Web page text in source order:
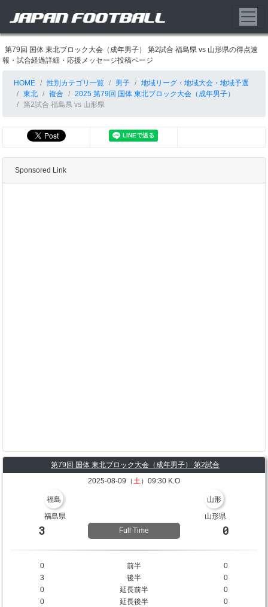
第79回 国体 東北ブロック大会（成年男子） 第2試合 福島県 vs 山形県の得点速
報・試合経過詳細・応援メッセージ投稿ページ
HOME 性別カテゴリ一覧 男子
地域リーグ・地域大会・地域予選
東北
複合
2025 第79回 国体 東北ブロック大会（成年男子）
第2試合 福島県 vs 山形県
Sponsored Link
第79回 国体 東北ブロック大会（成年男子） 第2試合
2025-08-09（土）09:30 K.O
福島
福島県
山形
山形県
3 Full Time 0
0 前半
0
3
後半
0
0
延長前半
0
0
延長後半
0